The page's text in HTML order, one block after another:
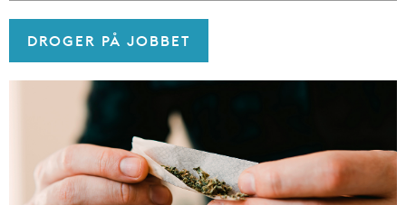
DROGER PÅ JOBBET